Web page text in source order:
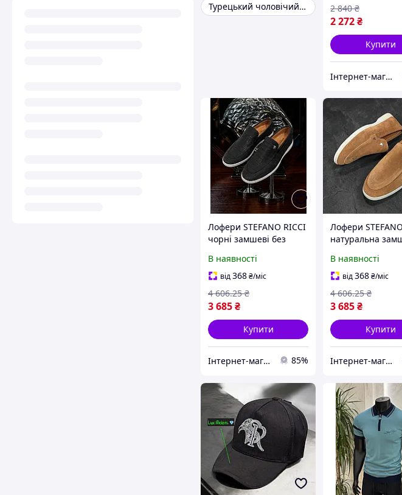
Турецький чоловічий джемпер
2 272₴
2 840 ₴
Купити
Інтернет-магазин Min Price
Лофери STEFANO RICCI
чорні замшеві без
натуральне шліфуване
взуття для чоловіків
В наявності
від368₴/міс
3 685₴
4 606.25 ₴
Купити
Інтернет-магазин SALE TOOLS 85%
Лофери
натуральна
без коробки
стильне взуття
В наявності
від368₴/міс
3 685₴
4 606.25 ₴
Купити
Інтернет-магазин SALE TOOLS